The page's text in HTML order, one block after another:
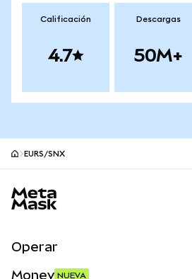
Calificación
4.7
Descargas
50M+
EURS/SNX
Operar
Money NUEVA